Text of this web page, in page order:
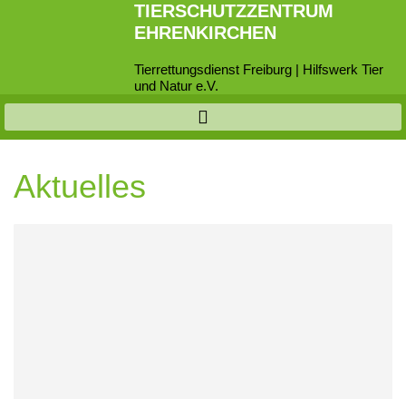
TIERSCHUTZZENTRUM
EHRENKIRCHEN
Tierrettungsdienst Freiburg | Hilfswerk Tier
und Natur e.V.
Aktuelles